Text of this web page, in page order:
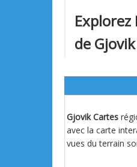
de
Gjovik Cartes
avec la carte
vues du terrain